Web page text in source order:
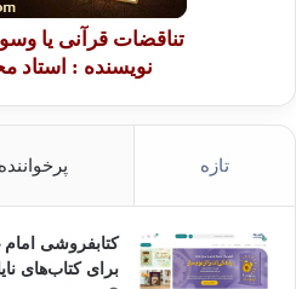
تناقضات قرآنی یا
نویسنده : استاد
تازه پرخواننده
کتابفروشی
برای کتاب‌های